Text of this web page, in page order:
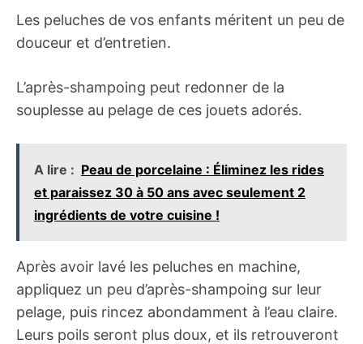
Les peluches de vos enfants méritent un peu de
douceur et d’entretien.
L’après-shampoing peut redonner de la
souplesse au pelage de ces jouets adorés.
A lire : Peau de porcelaine : Éliminez les rides
et paraissez 30 à 50 ans avec seulement 2
ingrédients de votre cuisine !
Après avoir lavé les peluches en machine,
appliquez un peu d’après-shampoing sur leur
pelage, puis rincez abondamment à l’eau claire.
Leurs poils seront plus doux, et ils retrouveront